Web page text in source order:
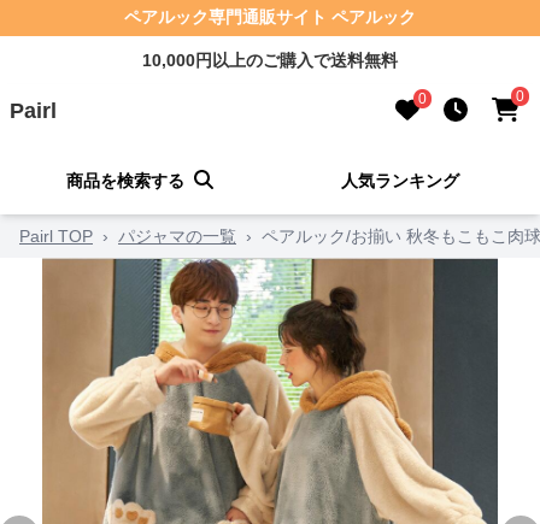
ペアルック専門通販サイト ペアルック
10,000円以上のご購入で送料無料
Pairl 0 0
商品を検索する 人気ランキング
Pairl TOP › パジャマの一覧 › ペアルック/お揃い 秋冬もこもこ肉